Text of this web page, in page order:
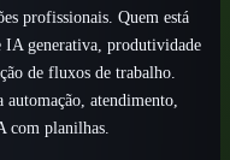
profissionais. Quem está
IA generativa, produtividade
de fluxos de trabalho.
atendimento,
com planilhas.